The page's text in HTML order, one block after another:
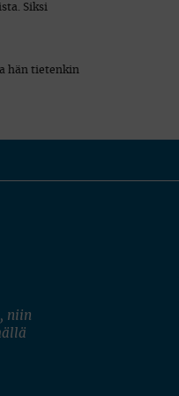
Siksi
hän tietenkin
niin